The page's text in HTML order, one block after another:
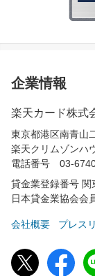
企業情報
楽天カード株式
東京都港区南青山
楽天クリムゾンハ
電話番号 03-
貸金業登録番号
日本貸金業協会会
会社概要 プレス